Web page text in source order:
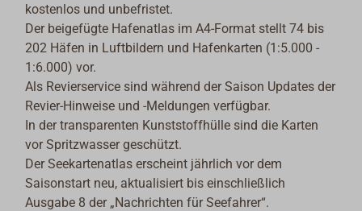
kostenlos und unbefristet.
Der beigefügte Hafenatlas im A4-Format stellt 74 bis
202 Häfen in Luftbildern und Hafenkarten (1:5.000 -
1:6.000) vor.
Als Revierservice sind während der Saison Updates der
Revier-Hinweise und -Meldungen verfügbar.
In der transparenten Kunststoffhülle sind die Karten
vor Spritzwasser geschützt.
Der Seekartenatlas erscheint jährlich vor dem
Saisonstart neu, aktualisiert bis einschließlich
Ausgabe 8 der „Nachrichten für Seefahrer“.